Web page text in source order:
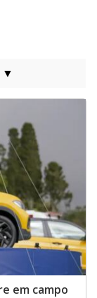
em campo